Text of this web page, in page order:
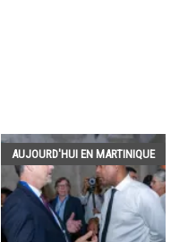
AUJOURD'HUI EN MARTINIQUE